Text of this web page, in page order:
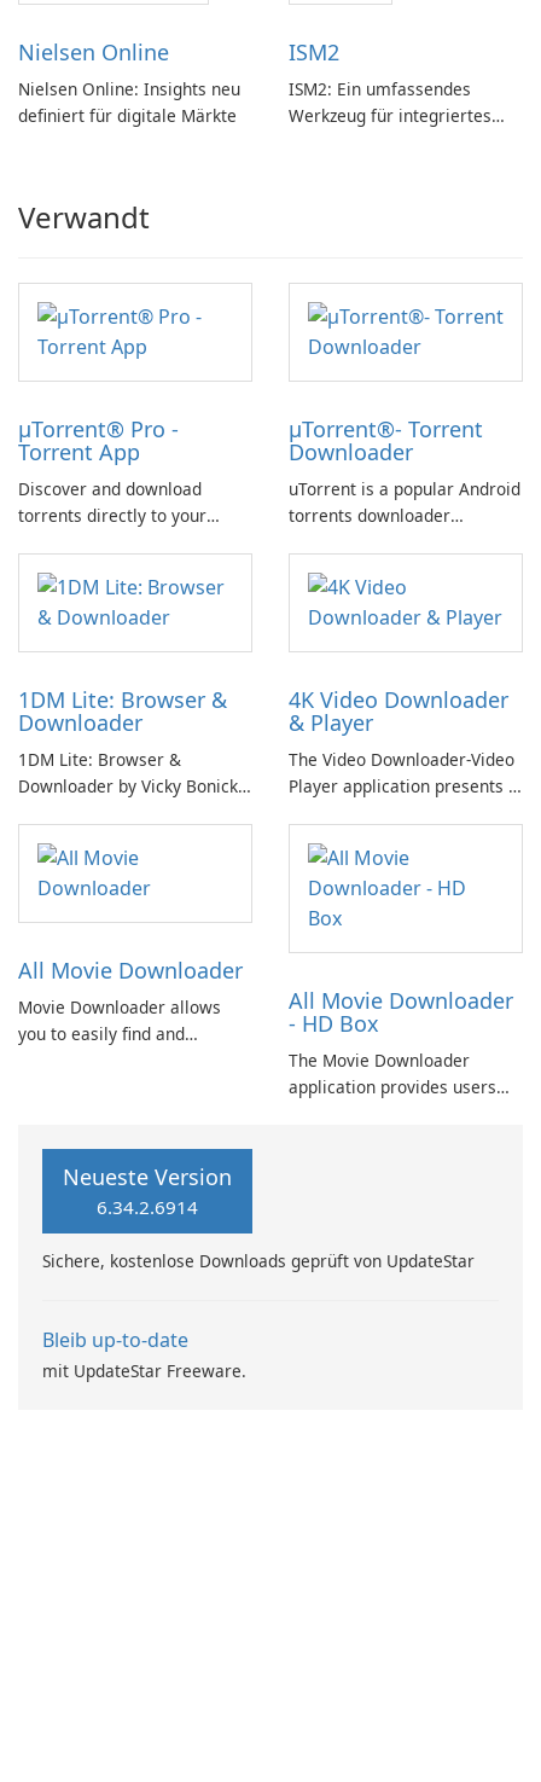
Nielsen Online
Nielsen Online: Insights neu
definiert für digitale Märkte
ISM2
ISM2: Ein umfassendes
Werkzeug für integriertes
Verwandt
µTorrent® Pro -
Torrent App
Discover and download
torrents directly to your
without any advertisements,
using the official uTorrent®
Pro app for Android.
µTorrent®- Torrent
Downloader
uTorrent is a popular Android
torrents downloader
Store, boasting over 100
million downloads.
1DM Lite: Browser &
Downloader
1DM Lite: Browser &
Downloader by Vicky Bonick
combines the functionalities
of a browser and a
downloader into one
convenient package.
4K Video Downloader
& Player
The Video Downloader-Video
Player application presents a
downloading videos from
various online sources.
All Movie Downloader
Movie Downloader allows
you to easily find and
according to your
All Movie Downloader
- HD Box
The Movie Downloader
application provides users
Neueste Version
6.34.2.6914
Sichere, kostenlose Downloads geprüft von UpdateStar
Bleib up-to-date
mit UpdateStar Freeware.